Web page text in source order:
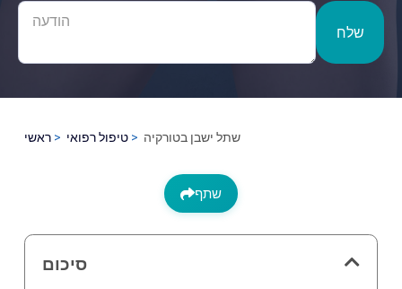
שלח
ראשי טיפול רפואי שתל ישבן בטורקיה
שתף
סיכום